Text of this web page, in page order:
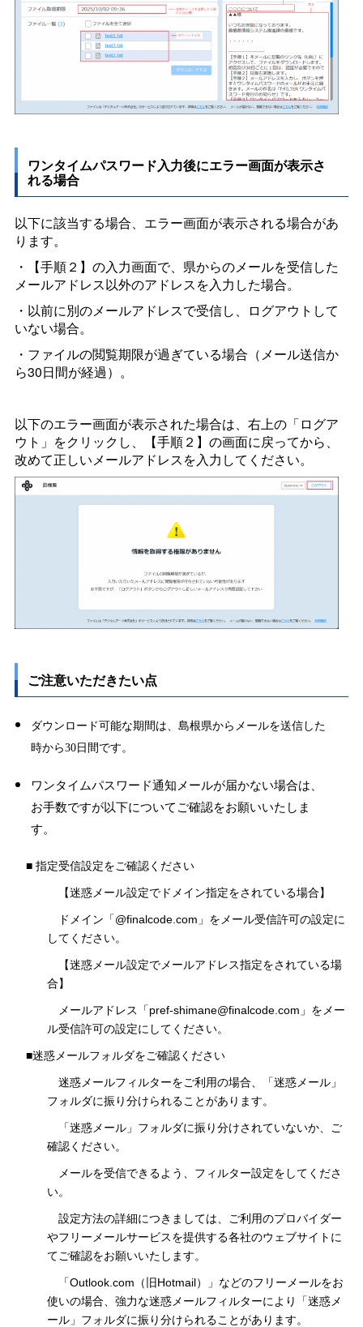
ワンタイムパスワード入力後にエラー画面が表示さ
れる場合
以下に該当する場合、エラー画面が表示される場合があ
ります。
・【手順２】の入力画面で、県からのメールを受信した
メールアドレス以外のアドレスを入力した場合。
・以前に別のメールアドレスで受信し、ログアウトして
いない場合。
・ファイルの閲覧期限が過ぎている場合（メール送信か
ら30日間が経過）。
以下のエラー画面が表示された場合は、右上の「ログア
ウト」をクリックし、【手順２】の画面に戻ってから、
改めて正しいメールアドレスを入力してください。
ご注意いただきたい点
ダウンロード可能な期間は、島根県からメールを送信した
時から30日間です。
ワンタイムパスワード通知メールが届かない場合は、
お手数ですが以下についてご確認をお願いいたしま
す。
■ 指定受信設定をご確認ください
【迷惑メール設定でドメイン指定をされている場合】
ドメイン「@finalcode.com」をメール受信許可の設定に
してください。
【迷惑メール設定でメールアドレス指定をされている場
合】
メールアドレス「pref-shimane@finalcode.com」をメー
ル受信許可の設定にしてください。
■迷惑メールフォルダをご確認ください
迷惑メールフィルターをご利用の場合、「迷惑メール」
フォルダに振り分けられることがあります。
「迷惑メール」フォルダに振り分けされていないか、ご
確認ください。
メールを受信できるよう、フィルター設定をしてくださ
い。
設定方法の詳細につきましては、ご利用のプロバイダー
やフリーメールサービスを提供する各社のウェブサイトに
てご確認をお願いいたします。
「Outlook.com（旧Hotmail）」などのフリーメールをお
使いの場合、強力な迷惑メールフィルターにより「迷惑メ
ール」フォルダに振り分けられることがあります。